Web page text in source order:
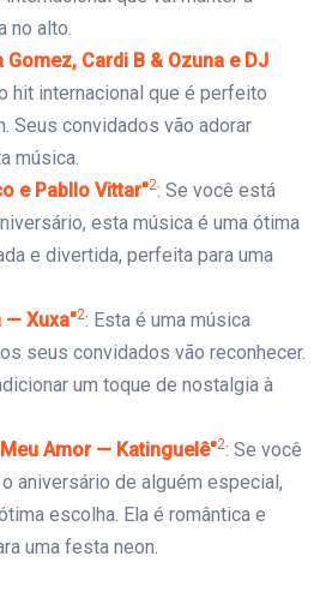
no alto.
Gomez, Cardi B & Ozuna e DJ
hit internacional que é perfeito
Seus convidados vão adorar
música.
e Pabllo Vittar"2: Se você está
esta música é uma ótima
e divertida, perfeita para uma
— Xuxa"2: Esta é uma música
seus convidados vão reconhecer.
um toque de nostalgia à
Amor — Katinguelê"2: Se você
aniversário de alguém especial,
escolha. Ela é romântica e
uma festa neon.